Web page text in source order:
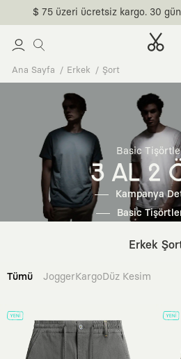
$ 75 üzeri ücretsiz kargo. 30
Ana Sayfa Erkek Şort
Basic
3 AL 2
Kampanya
Basic
Erkek
Tümü JoggerKargoDüz Kesim